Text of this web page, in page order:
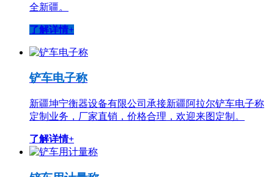
全新疆。
了解详情+
铲车电子称
新疆坤宁衡器设备有限公司承接新疆阿拉尔铲车电子称
定制业务，厂家直销，价格合理，欢迎来图定制。
了解详情+